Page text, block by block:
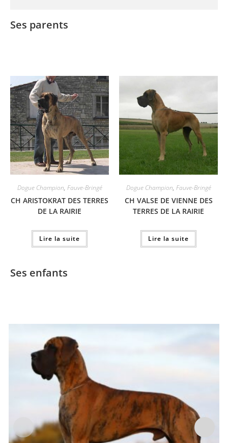
Ses parents
Dogue Champion, Fauve-Bringé
CH ARISTOKRAT DES TERRES
DE LA RAIRIE
Lire la suite
Dogue Champion, Fauve-Bringé
CH VALSE DE VIENNE DES
TERRES DE LA RAIRIE
Lire la suite
Ses enfants